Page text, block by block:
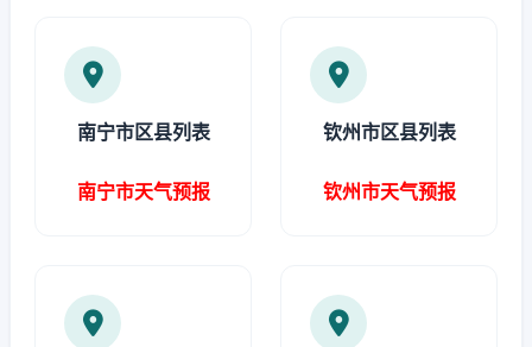
南宁市区县列表
南宁市天气预报
钦州市区县列表
钦州市天气预报